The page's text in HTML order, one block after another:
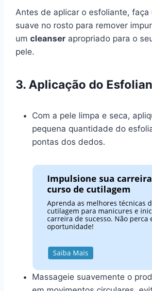
Antes de aplicar o esfoliante, faça
suave no rosto para remover
um cleanser apropriado para o
pele.
3. Aplicação do
Com a pele limpa e seca,
pequena quantidade do
pontas dos dedos.
Impulsione sua
curso de cutilagem
Aprenda as melhores técnicas
cutilagem para manicures e
carreira de sucesso. Não perca
oportunidade!
Saiba Mais
Massageie suavemente o